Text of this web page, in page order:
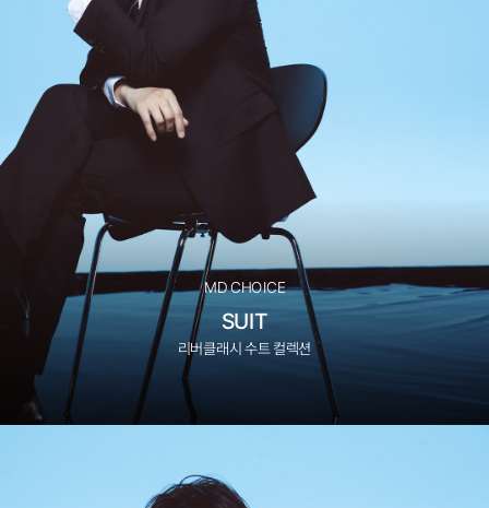
MD CHOICE
SUIT
리버클래시 수트 컬렉션